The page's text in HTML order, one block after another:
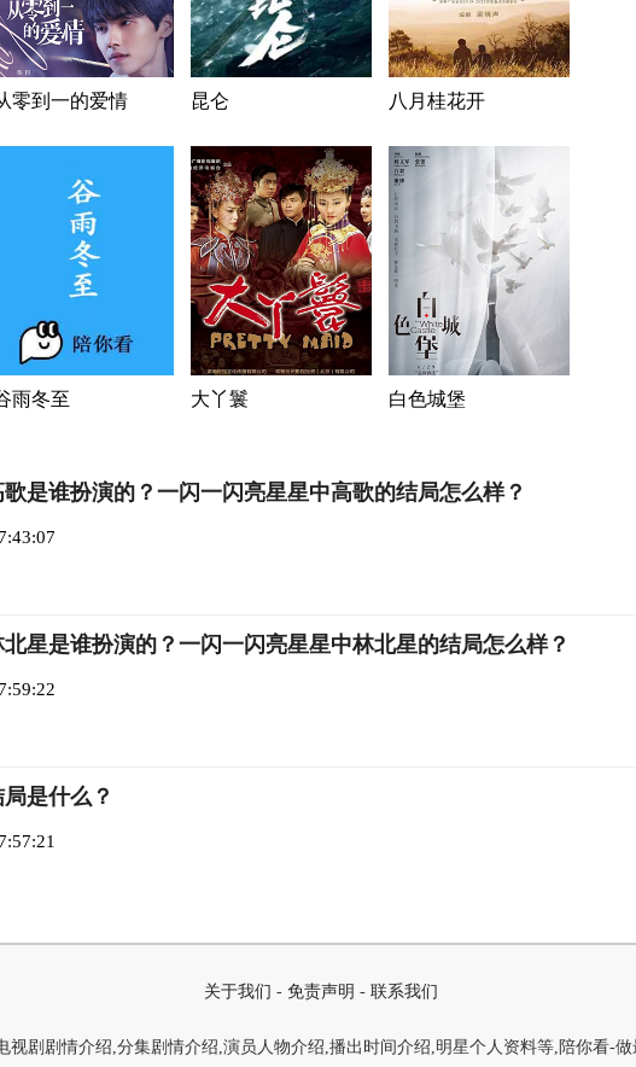
零到一的爱情 昆仑 八月桂花开
雨冬至 大丫鬟 白色城堡
是谁扮演的？一闪一闪亮星星中高歌的结局怎么样？
星是谁扮演的？一闪一闪亮星星中林北星的结局怎么样？
是什么？
关于我们 - 免责声明 - 联系我们
视剧剧情介绍,分集剧情介绍,演员人物介绍,播出时间介绍,明星个人资料等,陪你看-做